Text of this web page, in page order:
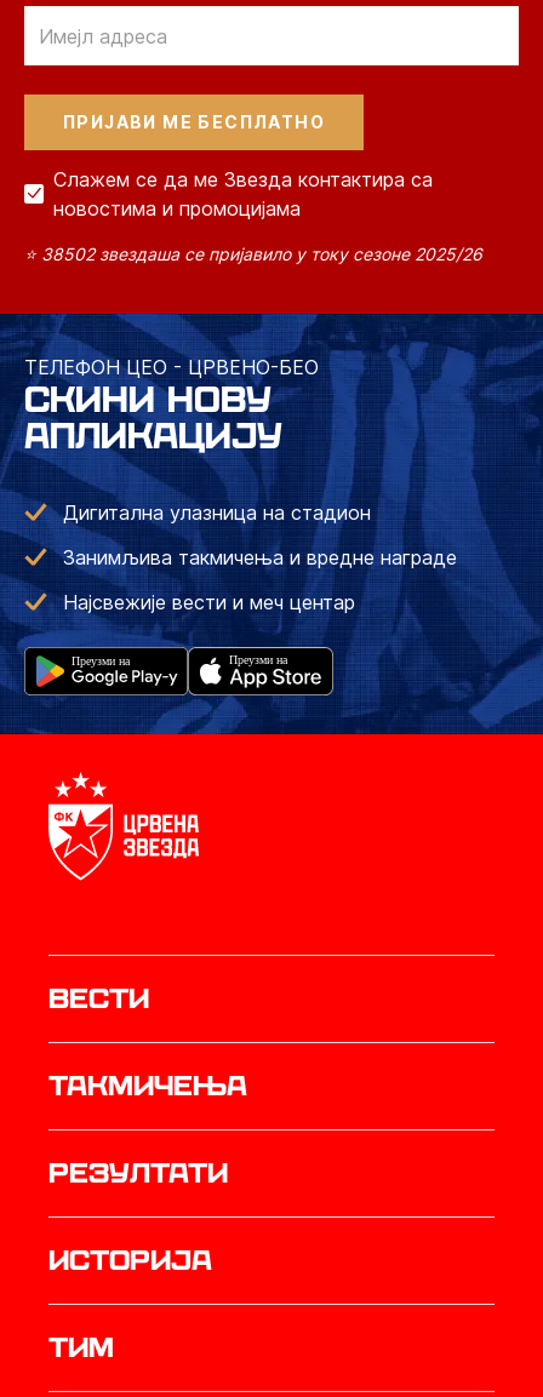
Слажем се да ме Звезда контактира са
новостима и промоцијама
⭐ 38502 звездаша се пријавило у току сезоне 2025/26
ТЕЛЕФОН ЦЕО - ЦРВЕНО-БЕО
СКИНИ НОВУ
АПЛИКАЦИЈУ
Дигитална улазница на стадион
Занимљива такмичења и вредне награде
Најсвежије вести и меч центар
Вести
Такмичења
резултати
историја
ТИМ